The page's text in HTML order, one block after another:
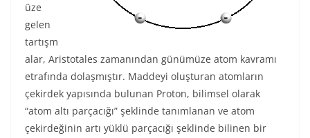
üze
gelen
tartışm
alar, Aristotales zamanından günümüze atom kavramı
etrafında dolaşmıştır. Maddeyi oluşturan atomların
çekirdek yapısında bulunan Proton, bilimsel olarak
“atom altı parçacığı” şeklinde tanımlanan ve atom
çekirdeğinin artı yüklü parçacığı şeklinde bilinen bir